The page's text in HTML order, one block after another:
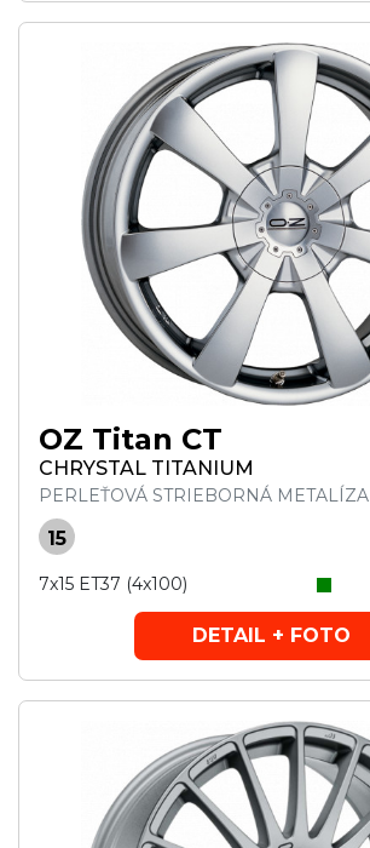
OZ Titan CT
CHRYSTAL TITANIUM
PERLEŤOVÁ STRIEBORNÁ METALÍZA
15
7x15 ET37 (4x100)
DETAIL + FOTO